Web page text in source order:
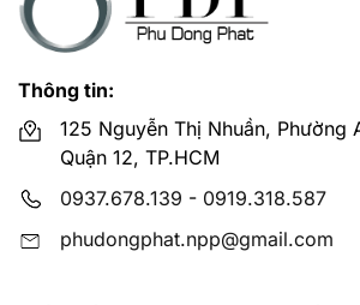
Thông tin:
125 Nguyễn Thị Nhuần, Phường
Quận 12, TP.HCM
0937.678.139 - 0919.318.587
phudongphat.npp@gmail.com